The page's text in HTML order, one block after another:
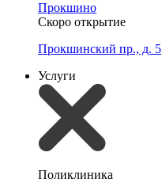
Прокшино
Скоро открытие
Прокшинский пр., д. 5
Услуги
Поликлиника